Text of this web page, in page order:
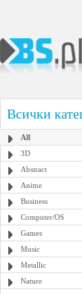
Всички
All
3D
Abstract
Anime
Business
Computer/OS
Games
Music
Metallic
Nature